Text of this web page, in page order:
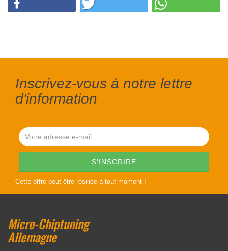
Inscrivez-vous à notre lettre
d'information
Cette offre peut être résiliée à tout moment !
Micro-Chiptuning
Allemagne